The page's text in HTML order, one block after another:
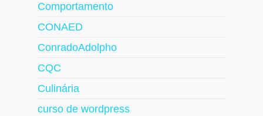
Comportamento
CONAED
ConradoAdolpho
CQC
Culinária
curso de wordpress